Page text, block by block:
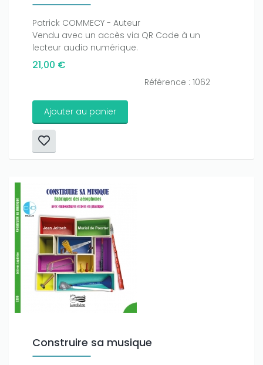
Patrick COMMECY - Auteur
Vendu avec un accès via QR Code à un
lecteur audio numérique.
21,00 €
Référence : 1062
Ajouter au panier
Construire sa musique